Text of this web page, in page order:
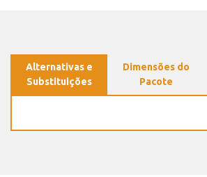
Alternativas e
Substituições
Dimensões do
Pacote